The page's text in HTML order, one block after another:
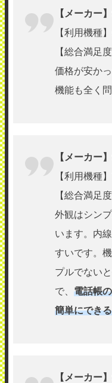
【メーカー
【利用機種
【総合満足
価格が安か
機能も全く
【メーカー
【利用機種
【総合満足
外観はシン
います。内
すいです。
プルでない
で、 電話帳
簡単にでき
【メーカー